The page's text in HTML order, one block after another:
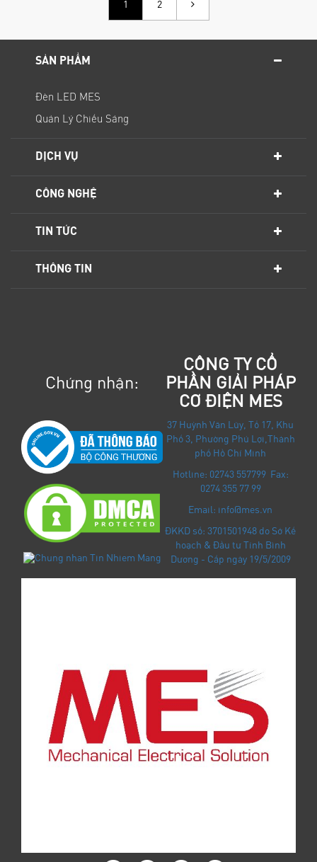
1 2
SẢN PHẨM
Đèn LED MES
Quản Lý Chiếu Sáng
DỊCH VỤ
CÔNG NGHỆ
TIN TỨC
THÔNG TIN
Chứng nhận:
CÔNG TY CỔ
PHẦN GIẢI PHÁP
CƠ ĐIỆN MES
37 Huỳnh Văn Lũy, Tổ 17, Khu
Phố 3, Phường Phú Lợi, Thành
phố Hồ Chí Minh
Hotline: 02743 557799 Fax:
0274 355 77 99
Email: info@mes.vn
ĐKKD số: 3701501948 do Sở Kế
hoạch & Đầu tư Tỉnh Bình
Dương - Cấp ngày 19/5/2009